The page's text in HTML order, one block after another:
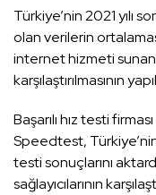
Türkiye’nin 2021 yılı
olan verilerin
internet hizmeti
karşılaştırılmasının
Başarılı hız testi
Speedtest,
testi sonuçlarını
sağlayıcılarının